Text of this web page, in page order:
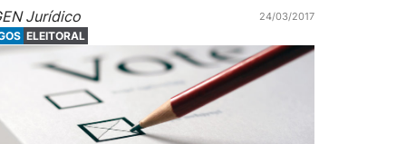
Jurídico 24/03/2017
ELEITORAL